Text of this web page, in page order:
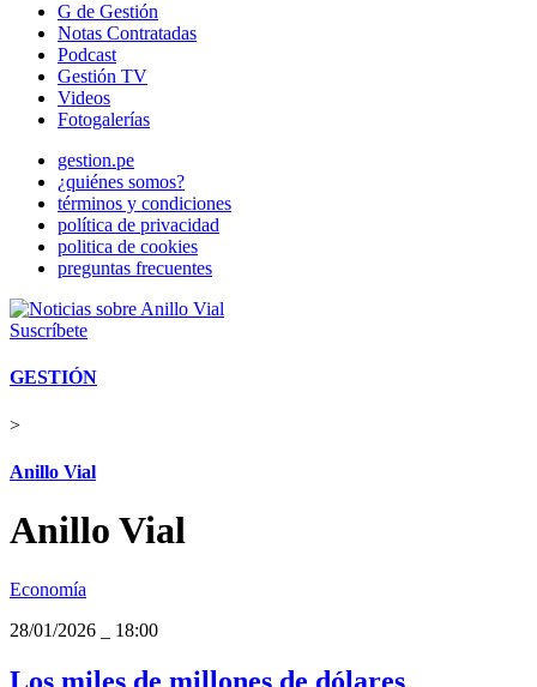
G de Gestión
Notas Contratadas
Podcast
Gestión TV
Videos
Fotogalerías
gestion.pe
¿quiénes somos?
términos y condiciones
política de privacidad
politica de cookies
preguntas frecuentes
Suscríbete
GESTIÓN
>
Anillo Vial
Anillo Vial
Economía
28/01/2026
18:00
Los miles de millones de dólares